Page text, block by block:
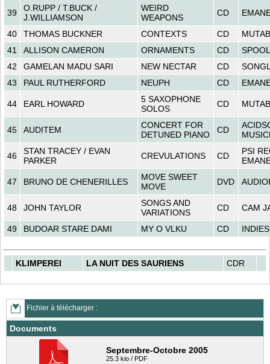
39
O.RUPP / T.BUCK /
J.WILLIAMSON
WEIRD
WEAPONS
CD
40 THOMAS BUCKNER CONTEXTS CD
41
ALLISON CAMERON ORNAMENTS CD
SPOOL
42
GAMELAN MADU SARI NEW NECTAR CD
43
PAUL RUTHERFORD NEUPH CD
44 EARL HOWARD
5 SAXOPHONE
SOLOS
CD
45 AUDITEM
CONCERT FOR
DETUNED PIANO
CD
46
STAN TRACEY / EVAN
PARKER
CREVULATIONS CD
PSI
47 BRUNO DE CHENERILLES
MOVE SWEET
MOVE
DVD
48 JOHN TAYLOR
SONGS AND
VARIATIONS
CD CAM
49 BUDOAR STARE DAMI MY O VLKU CD INDIES
KLIMPEREI LA NUIT DES SAURIENS CDR
Fichier à télécharger :
Documents
Septembre-Octobre 2005
25.3 kio / PDF